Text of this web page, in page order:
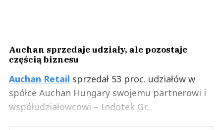
Auchan sprzedaje udziały, ale pozostaje
częścią biznesu
Auchan Retail sprzedał 53 proc. udziałów w
spółce Auchan Hungary swojemu partnerowi i
współudziałowcowi – Indotek Gr...